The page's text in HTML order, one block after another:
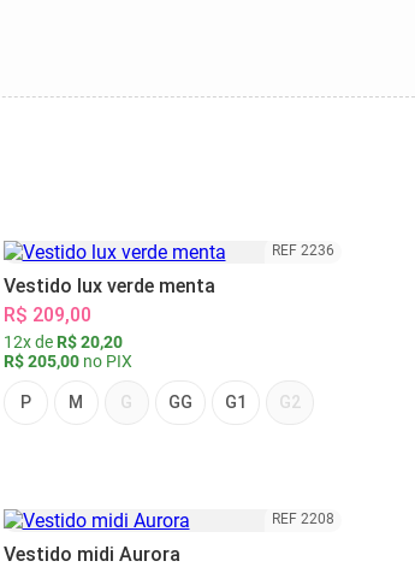
REF 2236
Vestido lux verde menta
R$ 209,00
12x de R$ 20,20
R$ 205,00no PIX
P M G GG G1 G2
REF 2208
Vestido midi Aurora